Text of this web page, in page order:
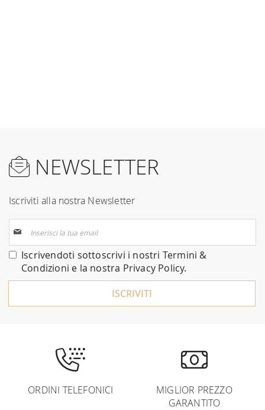
NEWSLETTER
Iscriviti alla nostra Newsletter
alla
nostra
Newsletter:
Iscrivendoti sottoscrivi i nostri Termini &
Condizioni e la nostra Privacy Policy.
ISCRIVITI
ORDINI TELEFONICI
MIGLIOR PREZZO
GARANTITO